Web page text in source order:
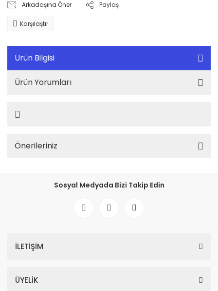
Arkadaşına Öner Paylaş
Karşılaştır
Ürün Bilgisi
Ürün Yorumları
Önerileriniz
Sosyal Medyada Bizi Takip Edin
İLETİŞİM
ÜYELİK